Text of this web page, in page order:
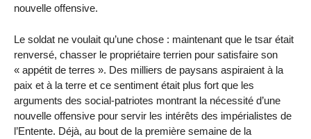
nouvelle offensive.
Le soldat ne voulait qu’une chose : maintenant que le tsar était
renversé, chasser le propriétaire terrien pour satisfaire son
« appétit de terres ». Des milliers de paysans aspiraient à la
paix et à la terre et ce sentiment était plus fort que les
arguments des social-patriotes montrant la nécessité d’une
nouvelle offensive pour servir les intérêts des impérialistes de
l’Entente. Déjà, au bout de la première semaine de la